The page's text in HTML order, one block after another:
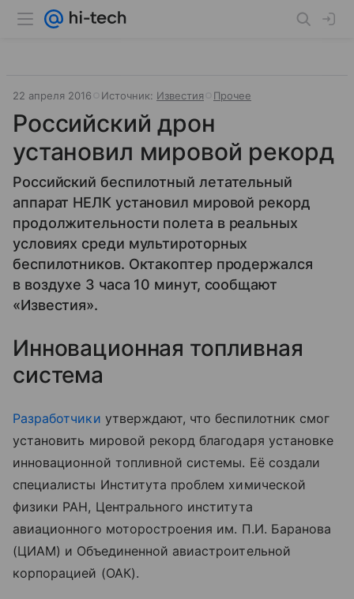
22 апреля 2016 Источник: Известия Прочее
Российский дрон
установил мировой рекорд
Российский беспилотный летательный
аппарат НЕЛК установил мировой рекорд
продолжительности полета в реальных
условиях среди мультироторных
беспилотников. Октакоптер продержался
в воздухе 3 часа 10 минут, сообщают
«Известия».
Инновационная топливная
система
Разработчики утверждают, что беспилотник смог
установить мировой рекорд благодаря установке
инновационной топливной системы. Её создали
специалисты Института проблем химической
физики РАН, Центрального института
авиационного моторостроения им. П.И. Баранова
(ЦИАМ) и Объединенной авиастроительной
корпорацией (ОАК).